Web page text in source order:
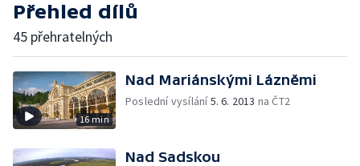
Přehled dílů
45 přehratelných
16 min
Nad Mariánskými Lázněmi
Poslední vysílání5. 6. 2013 na ČT2
Nad Sadskou